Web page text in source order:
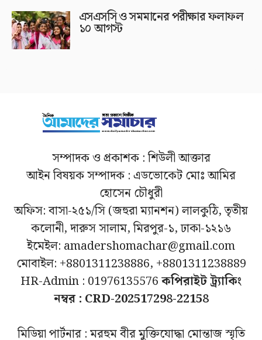
এসএসসি ও সমমানের পরীক্ষার ফলাফল
১০ আগস্ট
সম্পাদক ও প্রকাশক : শিউলী আক্তার
আইন বিষয়ক সম্পাদক : এডভোকেট মোঃ আমির
হোসেন চৌধুরী
অফিস: বাসা-২৫১/সি (জহুরা ম্যানশন) লালকুঠি, তৃতীয়
কলোনী, দারুস সালাম, মিরপুর-১, ঢাকা-১২১৬
ইমেইল: amadershomachar@gmail.com
মোবাইল: +8801311238886, +8801311238889
HR-Admin : 01976135576কপিরাইট ট্র্যাকিং
নম্বর : CRD-202517298-22158
মিডিয়া পার্টনার : মরহুম বীর মুক্তিযোদ্ধা মোন্তাজ স্মৃতি